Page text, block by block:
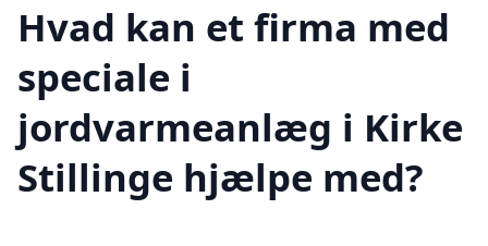
Hvad kan et firma med
speciale i
jordvarmeanlæg i Kirke
Stillinge hjælpe med?